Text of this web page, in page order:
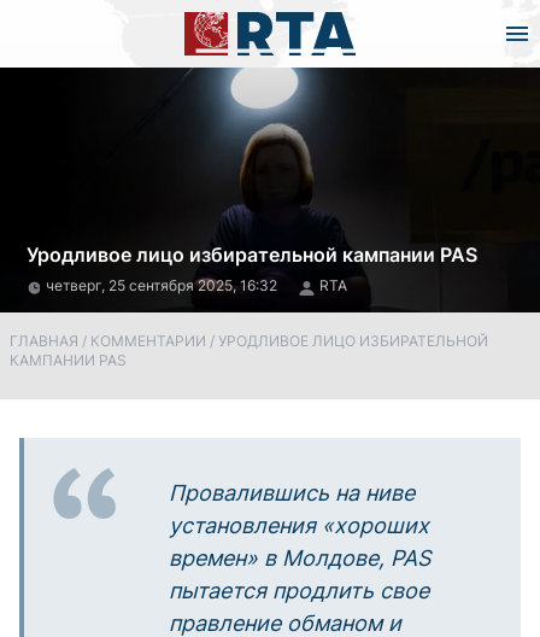
Уродливое лицо избирательной кампании PAS
четверг, 25 сентября 2025, 16:32 RTA
ГЛАВНАЯ / КОММЕНТАРИИ / УРОДЛИВОЕ ЛИЦО ИЗБИРАТЕЛЬНОЙ
КАМПАНИИ PAS
Провалившись на ниве
установления «хороших
времен» в Молдове, PAS
пытается продлить свое
правление обманом и